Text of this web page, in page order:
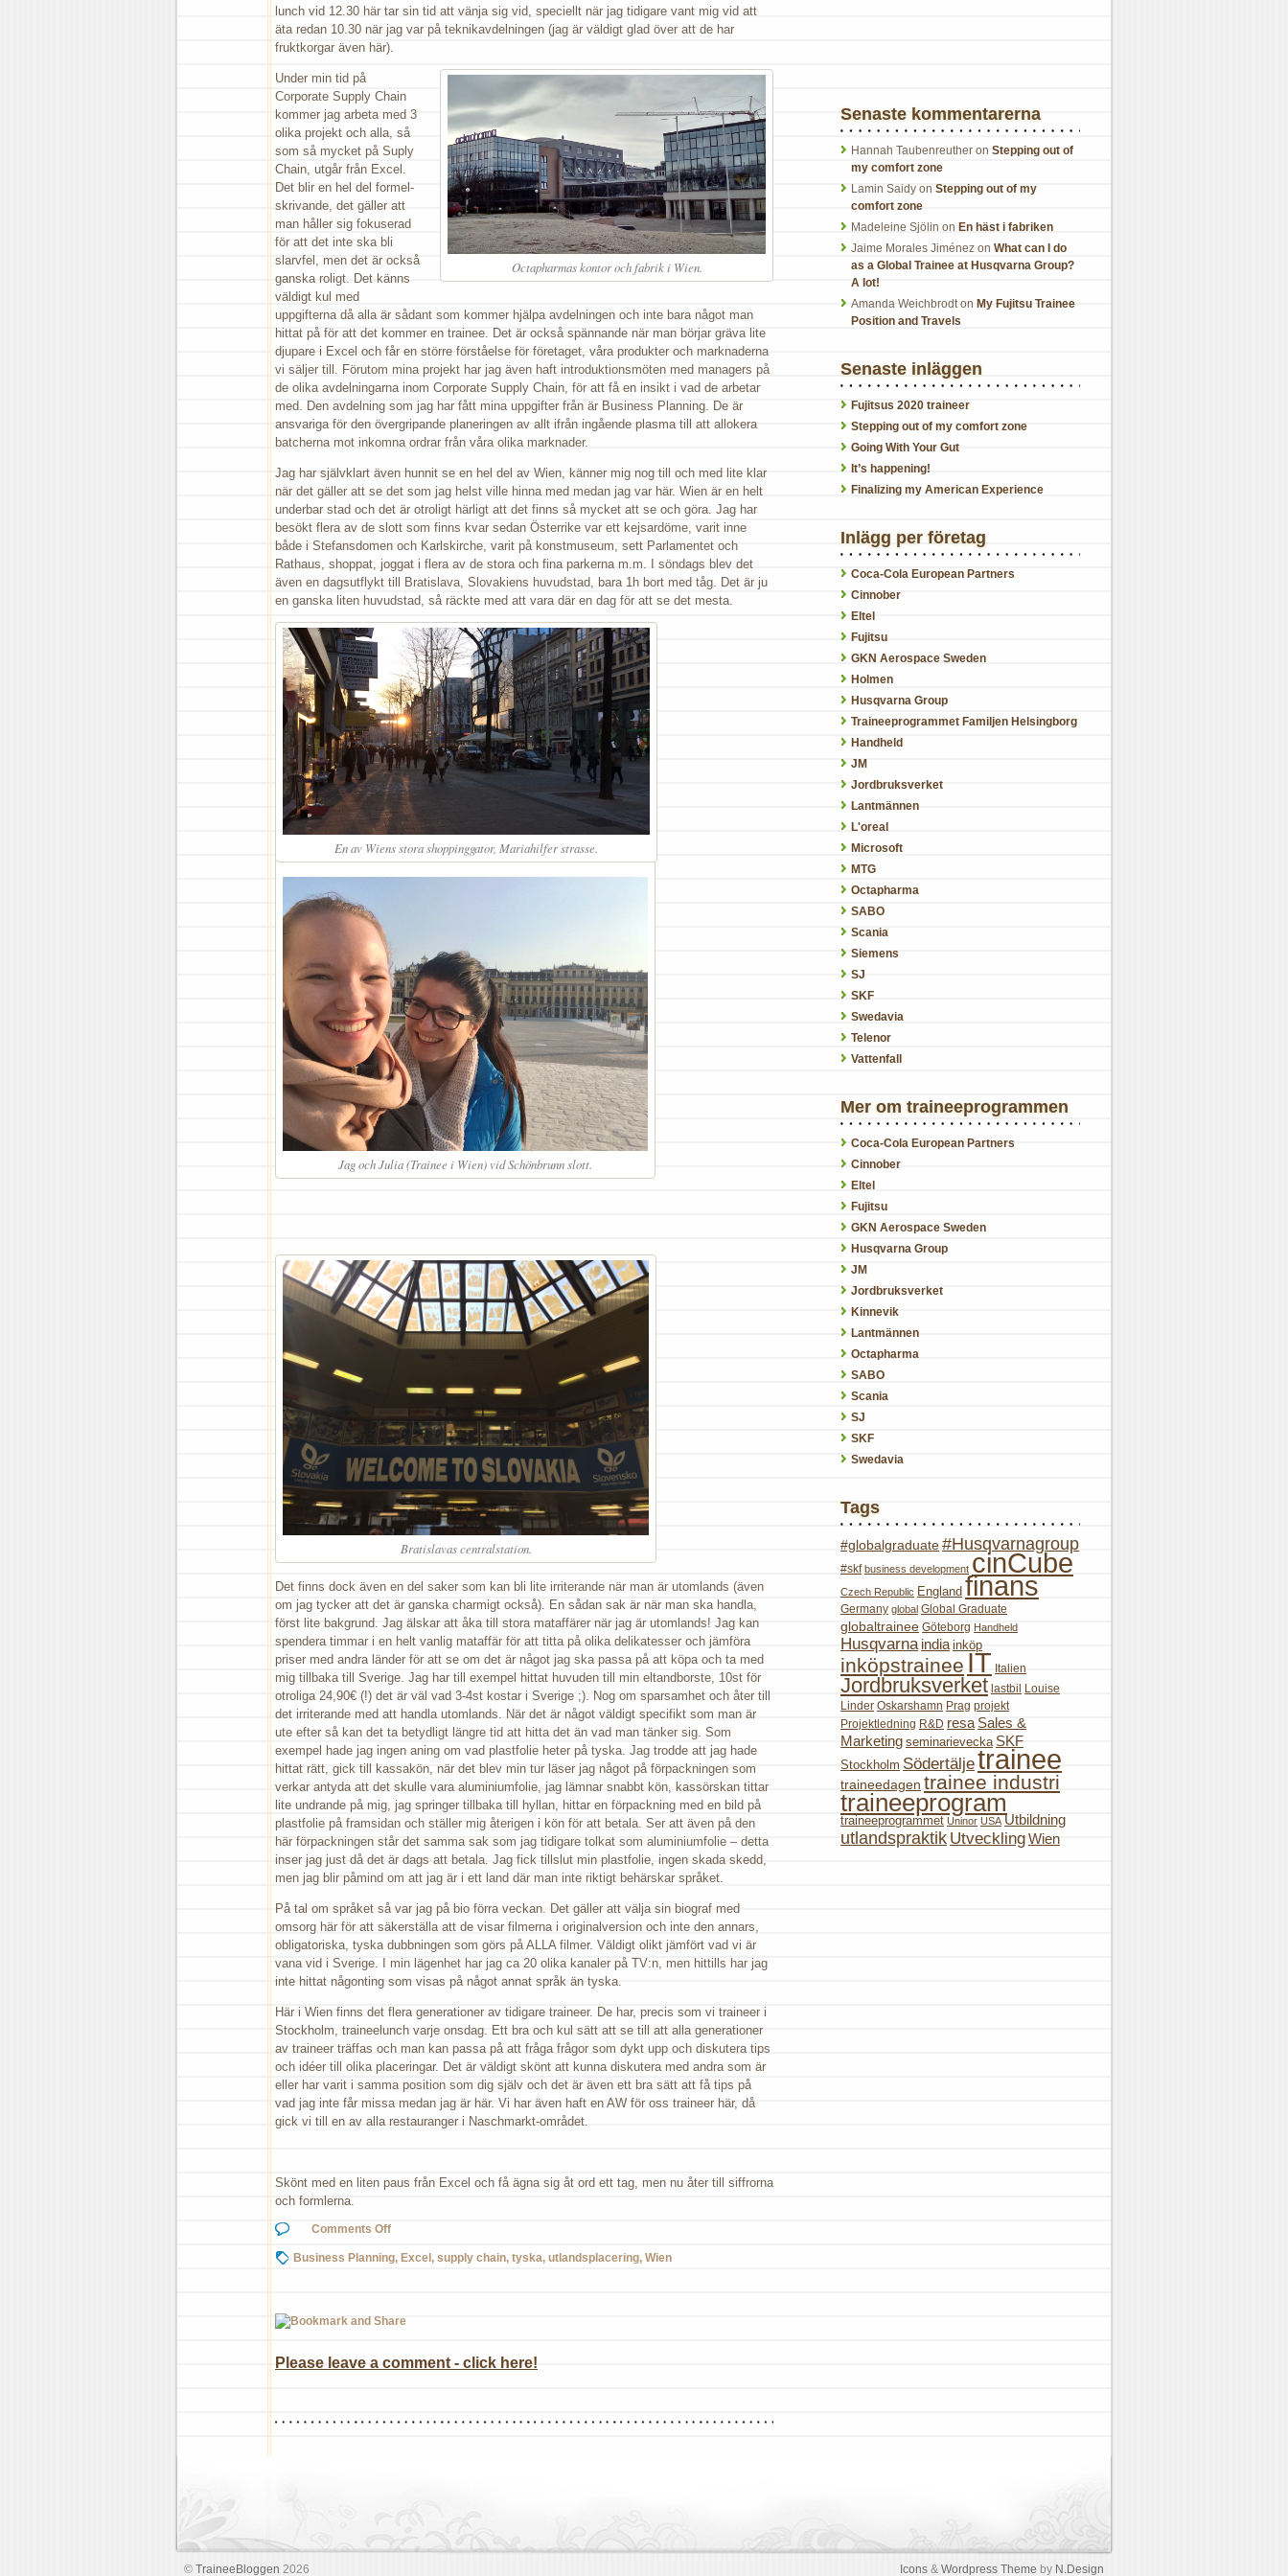
lunch vid 12.30 här tar sin tid att vänja sig vid, speciellt när jag tidigare vant mig vid att
äta redan 10.30 när jag var på teknikavdelningen (jag är väldigt glad över att de har
fruktkorgar även här).
Octapharmas kontor och fabrik i Wien.
Under min tid på
Corporate Supply Chain
kommer jag arbeta med 3
olika projekt och alla, så
som så mycket på Suply
Chain, utgår från Excel.
Det blir en hel del formel-
skrivande, det gäller att
man håller sig fokuserad
för att det inte ska bli
slarvfel, men det är också
ganska roligt. Det känns
väldigt kul med
uppgifterna då alla är sådant som kommer hjälpa avdelningen och inte bara något man
hittat på för att det kommer en trainee. Det är också spännande när man börjar gräva lite
djupare i Excel och får en större förståelse för företaget, våra produkter och marknaderna
vi säljer till. Förutom mina projekt har jag även haft introduktionsmöten med managers på
de olika avdelningarna inom Corporate Supply Chain, för att få en insikt i vad de arbetar
med. Den avdelning som jag har fått mina uppgifter från är Business Planning. De är
ansvariga för den övergripande planeringen av allt ifrån ingående plasma till att allokera
batcherna mot inkomna ordrar från våra olika marknader.
Jag har självklart även hunnit se en hel del av Wien, känner mig nog till och med lite klar
när det gäller att se det som jag helst ville hinna med medan jag var här. Wien är en helt
underbar stad och det är otroligt härligt att det finns så mycket att se och göra. Jag har
besökt flera av de slott som finns kvar sedan Österrike var ett kejsardöme, varit inne
både i Stefansdomen och Karlskirche, varit på konstmuseum, sett Parlamentet och
Rathaus, shoppat, joggat i flera av de stora och fina parkerna m.m. I söndags blev det
även en dagsutflykt till Bratislava, Slovakiens huvudstad, bara 1h bort med tåg. Det är ju
en ganska liten huvudstad, så räckte med att vara där en dag för att se det mesta.
En av Wiens stora shoppinggator, Mariahilfer strasse.
Jag och Julia (Trainee i Wien) vid Schönbrunn slott.
Bratislavas centralstation.
Det finns dock även en del saker som kan bli lite irriterande när man är utomlands (även
om jag tycker att det är ganska charmigt också). En sådan sak är när man ska handla,
först lite bakgrund. Jag älskar att åka till stora mataffärer när jag är utomlands! Jag kan
spendera timmar i en helt vanlig mataffär för att titta på olika delikatesser och jämföra
priser med andra länder för att se om det är något jag ska passa på att köpa och ta med
mig tillbaka till Sverige. Jag har till exempel hittat huvuden till min eltandborste, 10st för
otroliga 24,90€ (!) det är väl vad 3-4st kostar i Sverige ;). Nog om sparsamhet och åter till
det irriterande med att handla utomlands. När det är något väldigt specifikt som man är
ute efter så kan det ta betydligt längre tid att hitta det än vad man tänker sig. Som
exempel hade jag ingen aning om vad plastfolie heter på tyska. Jag trodde att jag hade
hittat rätt, gick till kassakön, när det blev min tur läser jag något på förpackningen som
verkar antyda att det skulle vara aluminiumfolie, jag lämnar snabbt kön, kassörskan tittar
lite undrande på mig, jag springer tillbaka till hyllan, hittar en förpackning med en bild på
plastfolie på framsidan och ställer mig återigen i kön för att betala. Ser att även på den
här förpackningen står det samma sak som jag tidigare tolkat som aluminiumfolie – detta
inser jag just då det är dags att betala. Jag fick tillslut min plastfolie, ingen skada skedd,
men jag blir påmind om att jag är i ett land där man inte riktigt behärskar språket.
På tal om språket så var jag på bio förra veckan. Det gäller att välja sin biograf med
omsorg här för att säkerställa att de visar filmerna i originalversion och inte den annars,
obligatoriska, tyska dubbningen som görs på ALLA filmer. Väldigt olikt jämfört vad vi är
vana vid i Sverige. I min lägenhet har jag ca 20 olika kanaler på TV:n, men hittills har jag
inte hittat någonting som visas på något annat språk än tyska.
Här i Wien finns det flera generationer av tidigare traineer. De har, precis som vi traineer i
Stockholm, traineelunch varje onsdag. Ett bra och kul sätt att se till att alla generationer
av traineer träffas och man kan passa på att fråga frågor som dykt upp och diskutera tips
och idéer till olika placeringar. Det är väldigt skönt att kunna diskutera med andra som är
eller har varit i samma position som dig själv och det är även ett bra sätt att få tips på
vad jag inte får missa medan jag är här. Vi har även haft en AW för oss traineer här, då
gick vi till en av alla restauranger i Naschmarkt-området.
Skönt med en liten paus från Excel och få ägna sig åt ord ett tag, men nu åter till siffrorna
och formlerna.
Comments Off
Business Planning, Excel , supply chain, tyska, utlandsplacering, Wien
Please leave a comment - click here!
Senaste kommentarerna
Hannah Taubenreuther on Stepping out of
my comfort zone
Lamin Saidy on Stepping out of my
comfort zone
Madeleine Sjölin on En häst i fabriken
Jaime Morales Jiménez on What can I do
as a Global Trainee at Husqvarna Group?
A lot!
Amanda Weichbrodton My Fujitsu Trainee
Position and Travels
Senaste inläggen
Fujitsus 2020 traineer
Stepping out of my comfort zone
Going With Your Gut
It’s happening!
Finalizing my American Experience
Inlägg per företag
Coca-Cola European Partners
Cinnober
Eltel
Fujitsu
GKN Aerospace Sweden
Holmen
Husqvarna Group
Traineeprogrammet Familjen Helsingborg
Handheld
JM
Jordbruksverket
Lantmännen
L'oreal
Microsoft
MTG
Octapharma
SABO
Scania
Siemens
SJ
SKF
Swedavia
Telenor
Vattenfall
Mer om traineeprogrammen
Coca-Cola European Partners
Cinnober
Eltel
Fujitsu
GKN Aerospace Sweden
Husqvarna Group
JM
Jordbruksverket
Kinnevik
Lantmännen
Octapharma
SABO
Scania
SJ
SKF
Swedavia
Tags
#globalgraduate#Husqvarnagroup
#skf business development cinCube
Czech Republic England finans
Germany global Global Graduate
globaltrainee Göteborg Handheld
Husqvarna india inköp
inköpstraineeIT Italien
Jordbruksverket lastbil
Louise
Linder Oskarshamn Prag projekt
Projektledning R&D resa Sales &
Marketing seminarievecka SKF
Stockholm Södertäljetrainee
traineedagen trainee industri
traineeprogram
traineeprogrammet Uninor USA Utbildning
utlandspraktik UtvecklingWien
© TraineeBloggen 2026 Icons & Wordpress Theme by N.Design